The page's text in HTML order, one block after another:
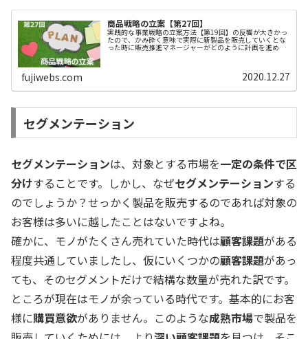
商品戦略の立案【第27回】
実践的な事業戦略の立案方法【第19回】の反響が大きかっ
たので、かみ砕く意味で実際に新製品を販売していくとな
った時に販売推進マネージャーがどのように計画を進めた
fujiwebs.com 2020.12.27
セグメンテーション
セグメンテーションは、対象とする市場を一定の条件で区
分けすることです。しかし、なぜセグメンテーションする
のでしょうか？せっかく製品を販売するのであれば対象の
お客様は多いに越したことはないですよね。
確かに、モノがたくさん売れていた時代は顧客課題がある
程度共通していましたし、仮にいくつかの顧客課題があっ
ても、そのセグメントだけで結構な数量が売れた訳です。
ところが現在はモノが余っている時代です。基本的にお客
様に購買意欲がありません。このような成熟市場で製品を